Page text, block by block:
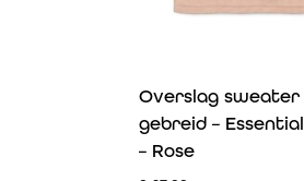
Overslag sweater
gebreid –
– Rose